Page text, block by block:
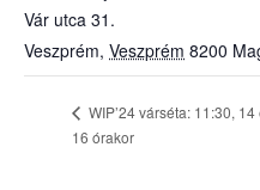
Vár utca 31.
Veszprém, Veszprém 8200
WIP’24 várséta: 11:30, 14
16 órakor